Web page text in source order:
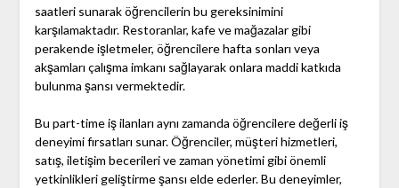
saatleri sunarak öğrencilerin bu gereksinimini
karşılamaktadır. Restoranlar, kafe ve mağazalar gibi
perakende işletmeler, öğrencilere hafta sonları veya
akşamları çalışma imkanı sağlayarak onlara maddi katkıda
bulunma şansı vermektedir.
Bu part-time iş ilanları aynı zamanda öğrencilere değerli iş
deneyimi fırsatları sunar. Öğrenciler, müşteri hizmetleri,
satış, iletişim becerileri ve zaman yönetimi gibi önemli
yetkinlikleri geliştirme şansı elde ederler. Bu deneyimler,